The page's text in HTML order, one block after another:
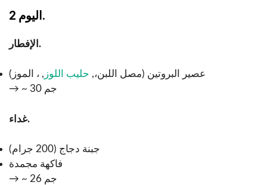
اليوم 2.
الإفطار.
عصير البروتين (مصل اللبن،, حليب اللوز , ، الموز)
→ ~ 30 جم
غداء.
جبنة دجاج (200 جرام)
فاكهة مجمدة
→ ~ 26 جم